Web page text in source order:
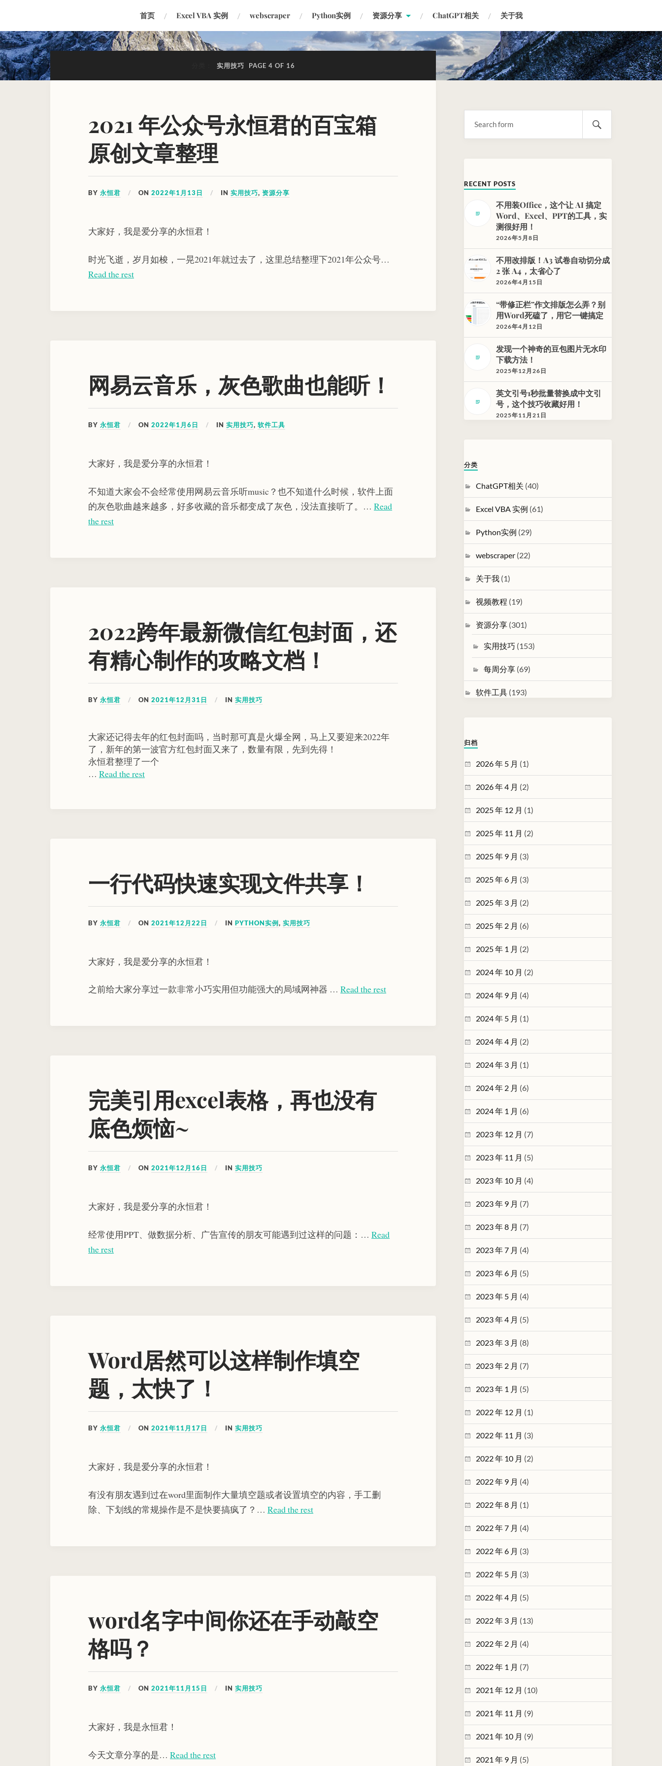
首页 Excel VBA 实例 webscraper Python实例 资源分享 ChatGPT相关 关于我
实用技巧 PAGE 4 OF 16
2021 年公众号永恒君的百宝箱
原创文章整理
BY永恒君 ON2022年1月13日 IN实用技巧,资源分享
大家好，我是爱分享的永恒君！
时光飞逝，岁月如梭，一晃2021年就过去了，这里总结整理下2021年公众号…
Read the rest
网易云音乐，灰色歌曲也能听！
BY永恒君 ON2022年1月6日 IN实用技巧,软件工具
大家好，我是爱分享的永恒君！
不知道大家会不会经常使用网易云音乐听music？也不知道什么时候，软件上面
的灰色歌曲越来越多，好多收藏的音乐都变成了灰色，没法直接听了。…Read
the rest
2022跨年最新微信红包封面，还
有精心制作的攻略文档！
BY永恒君 ON2021年12月31日 IN实用技巧
大家还记得去年的红包封面吗，当时那可真是火爆全网，马上又要迎来2022年
了，新年的第一波官方红包封面又来了，数量有限，先到先得！
永恒君整理了一个
…Read the rest
一行代码快速实现文件共享！
BY永恒君 ON2021年12月22日 INPYTHON实例,实用技巧
大家好，我是爱分享的永恒君！
之前给大家分享过一款非常小巧实用但功能强大的局域网神器 …Read the rest
完美引用excel表格，再也没有
底色烦恼~
BY永恒君 ON2021年12月16日 IN实用技巧
大家好，我是爱分享的永恒君！
经常使用PPT、做数据分析、广告宣传的朋友可能遇到过这样的问题：…Read
the rest
Word居然可以这样制作填空
题，太快了！
BY永恒君 ON2021年11月17日 IN实用技巧
大家好，我是爱分享的永恒君！
有没有朋友遇到过在word里面制作大量填空题或者设置填空的内容，手工删
除、下划线的常规操作是不是快要搞疯了？…Read the rest
word名字中间你还在手动敲空
格吗？
BY永恒君 ON2021年11月15日 IN实用技巧
大家好，我是永恒君！
今天文章分享的是…Read the rest
RECENT POSTS
不用装Office，这个让 AI 搞定
Word、Excel、PPT的工具，实
测很好用！
2026年5月8日
不用改排版！A3 试卷自动切分成
2 张 A4，太省心了
2026年4月15日
“带修正栏”作文排版怎么弄？别
用Word死磕了，用它一键搞定
2026年4月12日
发现一个神奇的豆包图片无水印
下载方法！
2025年12月26日
英文引号1秒批量替换成中文引
号，这个技巧收藏好用！
2025年11月21日
分类
ChatGPT相关 (40)
Excel VBA 实例 (61)
Python实例 (29)
webscraper (22)
关于我 (1)
视频教程 (19)
资源分享 (301)
实用技巧 (153)
每周分享 (69)
软件工具 (193)
归档
2026 年 5 月 (1)
2026 年 4 月 (2)
2025 年 12 月 (1)
2025 年 11 月 (2)
2025 年 9 月 (3)
2025 年 6 月 (3)
2025 年 3 月 (2)
2025 年 2 月 (6)
2025 年 1 月 (2)
2024 年 10 月 (2)
2024 年 9 月 (4)
2024 年 5 月 (1)
2024 年 4 月 (2)
2024 年 3 月 (1)
2024 年 2 月 (6)
2024 年 1 月 (6)
2023 年 12 月 (7)
2023 年 11 月 (5)
2023 年 10 月 (4)
2023 年 9 月 (7)
2023 年 8 月 (7)
2023 年 7 月 (4)
2023 年 6 月 (5)
2023 年 5 月 (4)
2023 年 4 月 (5)
2023 年 3 月 (8)
2023 年 2 月 (7)
2023 年 1 月 (5)
2022 年 12 月 (1)
2022 年 11 月 (3)
2022 年 10 月 (2)
2022 年 9 月 (4)
2022 年 8 月 (1)
2022 年 7 月 (4)
2022 年 6 月 (3)
2022 年 5 月 (3)
2022 年 4 月 (5)
2022 年 3 月 (13)
2022 年 2 月 (4)
2022 年 1 月 (7)
2021 年 12 月 (10)
2021 年 11 月 (9)
2021 年 10 月 (9)
2021 年 9 月 (5)